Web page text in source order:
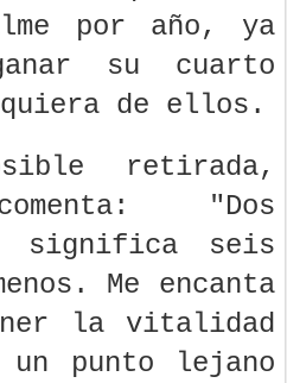
por año, ya
su cuarto
de ellos.
retirada,
"Dos
significa seis
Me encanta
la vitalidad
punto lejano